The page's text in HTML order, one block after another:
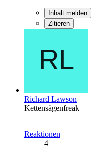
Inhalt melden
Zitieren
Richard Lawson
Kettensägenfreak
Reaktionen
4